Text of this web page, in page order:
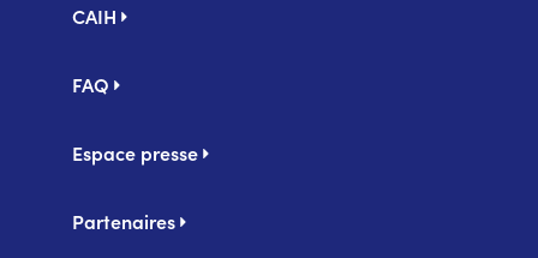
de
CAIH
FAQ
Espace presse
Partenaires